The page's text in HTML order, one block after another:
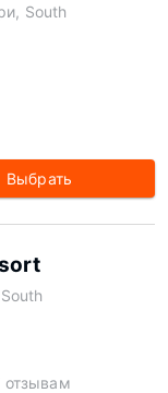
South
Выбрать
отзывам